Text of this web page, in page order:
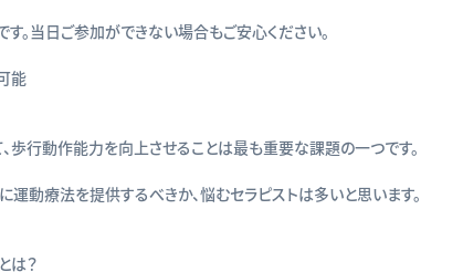
。当日ご参加ができない場合もご安心ください。
能
歩行動作能力を向上させることは最も重要な課題の一つです。
動療法を提供するべきか、悩むセラピストは多いと思います。
は？